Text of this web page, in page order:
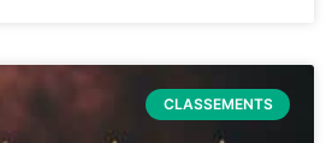
CLASSEMENTS